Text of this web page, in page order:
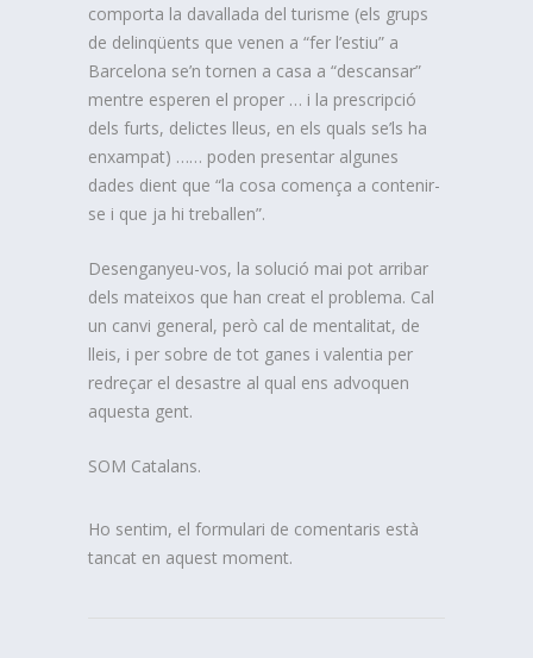
comporta la davallada del turisme (els grups
de delinqüents que venen a “fer l’estiu” a
Barcelona se’n tornen a casa a “descansar”
mentre esperen el proper … i la prescripció
dels furts, delictes lleus, en els quals se’ls ha
enxampat) …… poden presentar algunes
dades dient que “la cosa comença a contenir-
se i que ja hi treballen”.
Desenganyeu-vos, la solució mai pot arribar
dels mateixos que han creat el problema. Cal
un canvi general, però cal de mentalitat, de
lleis, i per sobre de tot ganes i valentia per
redreçar el desastre al qual ens advoquen
aquesta gent.
SOM Catalans.
Ho sentim, el formulari de comentaris està
tancat en aquest moment.